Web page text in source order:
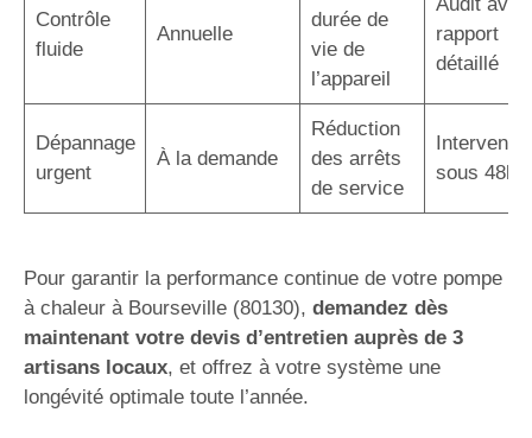
Contrôle
fluide
Annuelle
durée de
vie de
l’appareil
rapport
détaillé
Dépannage
urgent
À la demande
Réduction
des arrêts
de service
sous 48h
Pour garantir la performance continue de votre pompe
à chaleur à Bourseville (80130), demandez dès
maintenant votre devis d’entretien auprès de 3
artisans locaux, et offrez à votre système une
longévité optimale toute l’année.